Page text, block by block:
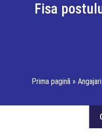
Prima pagină » Angajari
Fisa